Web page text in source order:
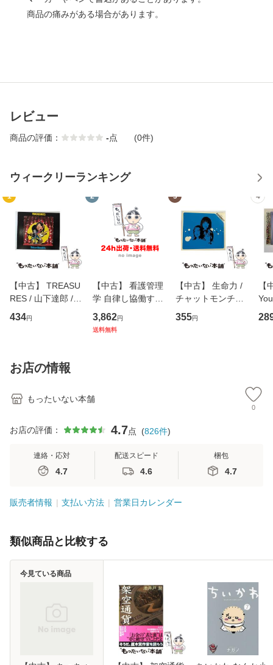
商品の痛みがある場合があります。
レビュー
商品の評価： -点 (0件)
ウィークリーランキング
1
【中古】 TREASU
RES / 山下達郎 /
イーストウエス
ト・ジャパン [CD]
434円
2
【中古】 看護管理
学 自律し協働する
専門職の看護マネ
ジメントスキル 改
3,862円
送料無料
3
【中古】 生命力 /
チャットモンチー /
キューンレコード
[CD]【メール便送
355円
4
【
のが
お店の情報
もったいない本舗
0
お店の評価： 4.7点 (826件)
連絡・応対
4.7
配送スピード
4.6
梱包
4.7
販売者情報 支払い方法 営業日カレンダー
類似商品と比較する
今見ている商品